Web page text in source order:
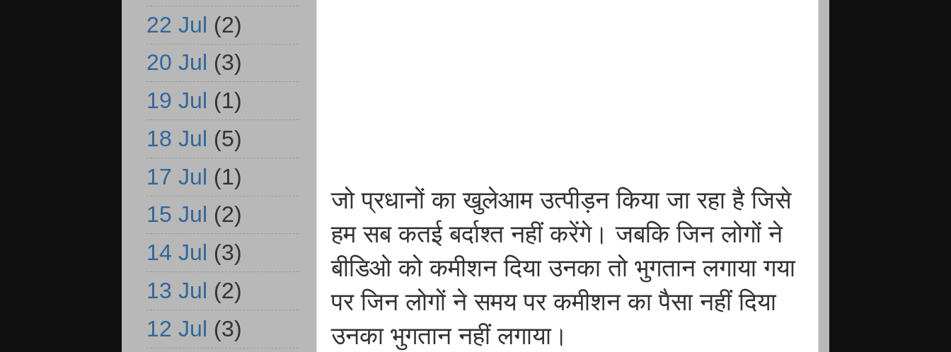
जो प्रधानों का खुलेआम उत्पीड़न किया जा रहा है जिसे
हम सब कतई बर्दाश्त नहीं करेंगे। जबकि जिन लोगों ने
बीडिओ को कमीशन दिया उनका तो भुगतान लगाया गया
पर जिन लोगों ने समय पर कमीशन का पैसा नहीं दिया
उनका भुगतान नहीं लगाया।
22 Jul (2)
20 Jul (3)
19 Jul (1)
18 Jul (5)
17 Jul (1)
15 Jul (2)
14 Jul (3)
13 Jul (2)
12 Jul (3)